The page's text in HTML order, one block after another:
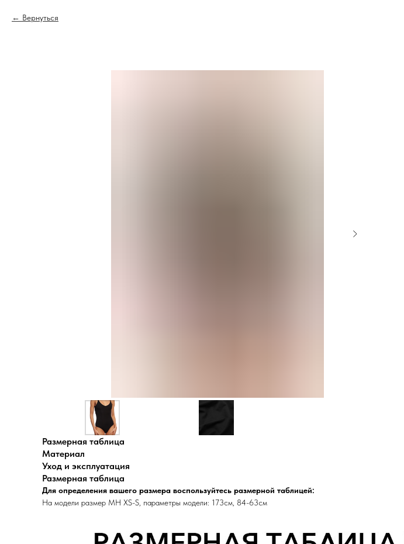
Вернуться
Размерная таблица
Материал
Уход и эксплуатация
Размерная таблица
Для определения вашего размера воспользуйтесь размерной таблицей:
На модели размер MH XS-S, параметры модели: 173см, 84-63см